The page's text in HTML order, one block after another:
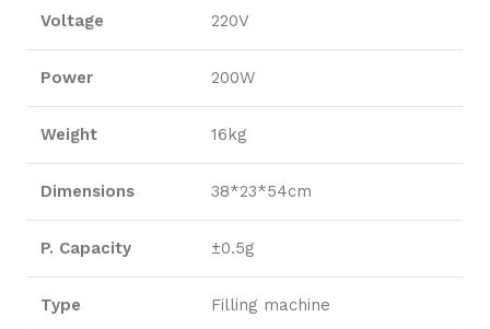
Voltage 220V
Power 200W
Weight 16kg
Dimensions 38*23*54cm
P. Capacity ±0.5g
Type Filling machine